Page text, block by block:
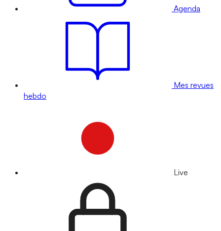
Agenda
Mes revues
hebdo
Live